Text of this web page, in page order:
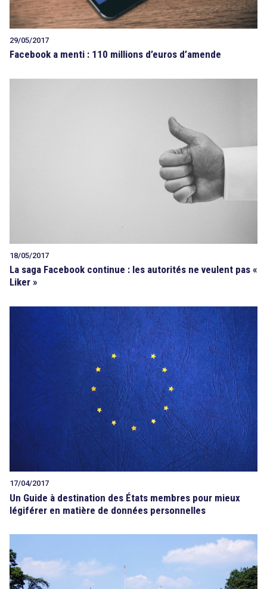
29/05/2017
Facebook a menti : 110 millions d’euros d’amende
18/05/2017
La saga Facebook continue : les autorités ne veulent pas «
Liker »
17/04/2017
Un Guide à destination des États membres pour mieux
légiférer en matière de données personnelles